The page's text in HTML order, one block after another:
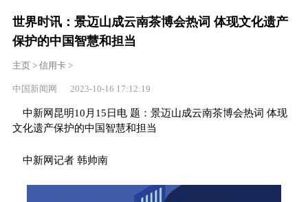
世界时讯：景迈山成云南茶博会热词 体现文化遗产
保护的中国智慧和担当
主页> 信用卡>
中国新闻网 2023-10-16 17:12:19
中新网昆明10月15日电 题：景迈山成云南茶博会热词 体现
文化遗产保护的中国智慧和担当
中新网记者 韩帅南